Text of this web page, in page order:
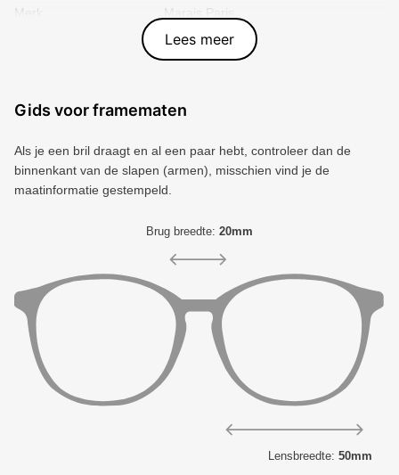
Merk
Marais Paris
Grijs
Metal
Lees meer
Gids voor framematen
Als je een bril draagt ​​en al een paar hebt, controleer dan de
binnenkant van de slapen (armen), misschien vind je de
maatinformatie gestempeld.
Brug breedte: 20mm
Lensbreedte: 50mm